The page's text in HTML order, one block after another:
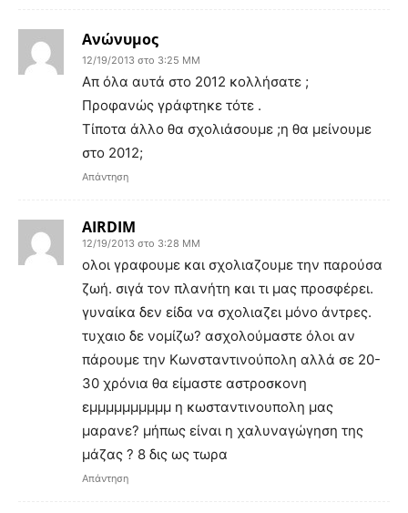
Ανώνυμος
12/19/2013 στο 3:25 ΜΜ
Απ όλα αυτά στο 2012 κολλήσατε ;
Προφανώς γράφτηκε τότε .
Τίποτα άλλο θα σχολιάσουμε ;η θα μείνουμε
στο 2012;
Απάντηση
AIRDIM
12/19/2013 στο 3:28 ΜΜ
ολοι γραφουμε και σχολιαζουμε την παρούσα
ζωή. σιγά τον πλανήτη και τι μας προσφέρει.
γυναίκα δεν είδα να σχολιαζει μόνο άντρες.
τυχαιο δε νομίζω? ασχολούμαστε όλοι αν
πάρουμε την Κωνσταντινούπολη αλλά σε 20-
30 χρόνια θα είμαστε αστροσκονη
εμμμμμμμμμμ η κωσταντινουπολη μας
μαρανε? μήπως είναι η χαλυναγώγηση της
μάζας ? 8 δις ως τωρα
Απάντηση